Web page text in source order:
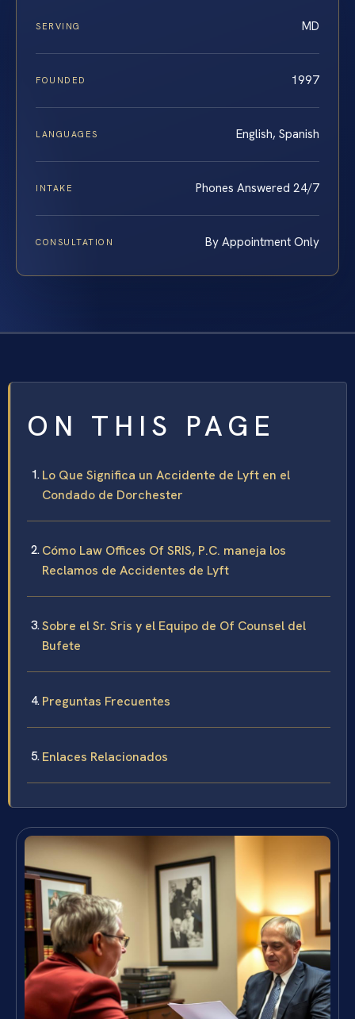
SERVING MD
FOUNDED 1997
LANGUAGES English, Spanish
INTAKE Phones Answered 24/7
CONSULTATION By Appointment Only
ON THIS PAGE
Lo Que Significa un Accidente de Lyft en el
Condado de Dorchester
Cómo Law Offices Of SRIS, P.C. maneja los
Reclamos de Accidentes de Lyft
Sobre el Sr. Sris y el Equipo de Of Counsel del
Bufete
Preguntas Frecuentes
Enlaces Relacionados